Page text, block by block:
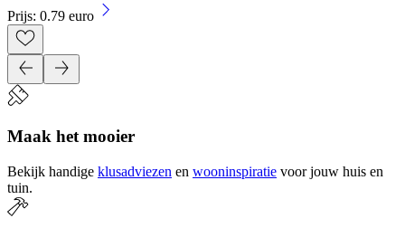
Prijs: 0.79 euro
Maak het mooier
Bekijk handige klusadviezen en wooninspiratie voor jouw huis en
tuin.